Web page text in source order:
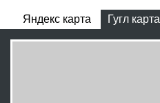
Яндекс карта Гугл карта